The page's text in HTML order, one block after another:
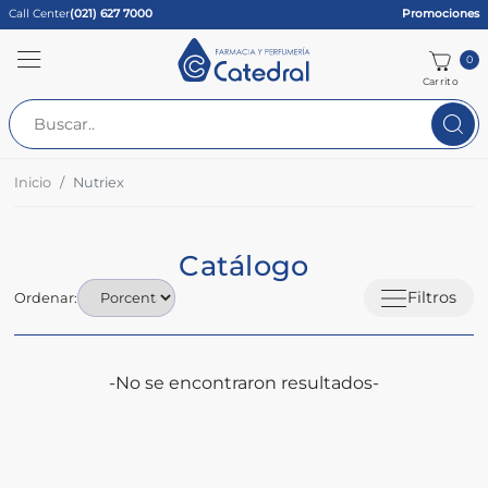
Call Center(021) 627 7000 Promociones
Carrito
0
Inicio Nutriex
Catálogo
Filtros
Ordenar:
-No se encontraron resultados-